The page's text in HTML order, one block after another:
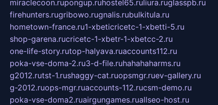
miraclecoon.rupongup.ruhostel65.ruliura.ruglasspb.ru
firehunters.rugribowo.rugnalis.rubulkitula.ru
hometown-france.ru1-xbeticricetc-1-xbetti-5.ru
shop-garena.rucricetc-1-xbetr-1-xbetcc-2.ru
one-life-story.rutop-halyava.ruaccounts112.ru
poka-vse-doma-2.ru3-d-file.ruhahahaharms.ru
g2012.rutst-1.rushaggy-cat.ruopsmgr.ruev-gallery.ru
g-2012.ruops-mgr.ruaccounts-112.rucsm-demo.ru
poka-vse-doma2.ruairgungames.ruallseo-host.ru